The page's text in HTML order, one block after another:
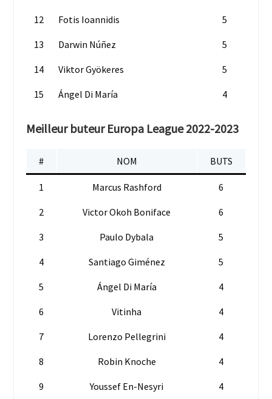
12 Fotis Ioannidis 5
13 Darwin Núñez 5
14 Viktor Gyökeres 5
15 Ángel Di María 4
Meilleur buteur Europa League 2022-2023
# NOM BUTS
1 Marcus Rashford 6
2 Victor Okoh Boniface 6
3 Paulo Dybala 5
4 Santiago Giménez 5
5 Ángel Di María 4
6 Vitinha 4
7 Lorenzo Pellegrini 4
8 Robin Knoche 4
9 Youssef En-Nesyri 4